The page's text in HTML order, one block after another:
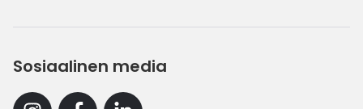
Sosiaalinen media